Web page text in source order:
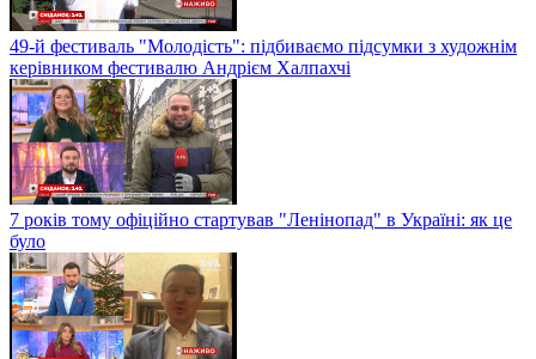
49-й фестиваль "Молодість": підбиваємо підсумки з художнім
керівником фестивалю Андрієм Халпахчі
7 років тому офіційно стартував "Ленінопад" в Україні: як це
було